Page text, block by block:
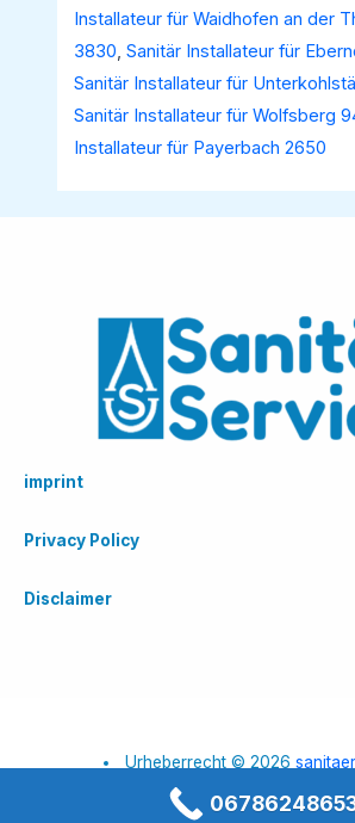
Installateur für Waidhofen an der
3830,Sanitär Installateur für
Sanitär Installateur für
Sanitär Installateur für Wolfsberg
Installateur für Payerbach 2650
imprint
Privacy Policy
Disclaimer
Urheberrecht © 2026